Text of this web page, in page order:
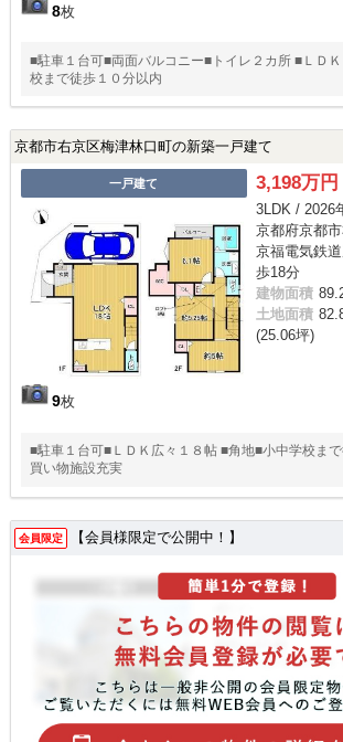
8枚
■駐車１台可■両面バルコニー■トイレ２カ所 ■ＬＤ
校まで徒歩１０分以内
京都市右京区梅津林口町の新築一戸建て
一戸建て
9枚
3,198万円
3LDK / 2026
京都府京都
京福電気鉄
歩18分
建物面積
土地面積
(25.06坪)
■駐車１台可■ＬＤＫ広々１８帖 ■角地■小中学校ま
買い物施設充実
会員限定 【会員様限定で公開中！】